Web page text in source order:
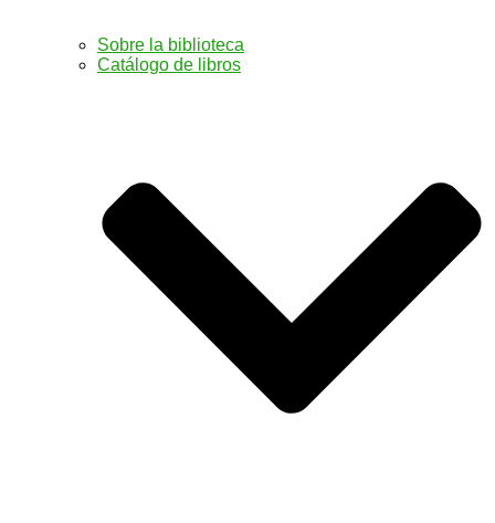
Sobre la biblioteca
Catálogo de libros